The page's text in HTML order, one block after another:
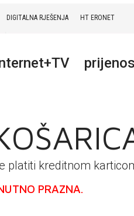
DIGITALNA RJEŠENJA HT ERONET
platiti kreditnom
PRAZNA.